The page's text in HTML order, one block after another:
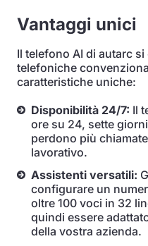
Vantaggi unici
Il telefono AI di autarc
telefoniche
caratteristiche uniche:
Disponibilità 24/7: Il
ore su 24, sette
perdono più
lavorativo.
Assistenti versatili:
configurare un
oltre 100 voci in 32
quindi essere
della vostra azienda.